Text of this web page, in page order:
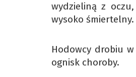
wydzieliną z
wysoko śmiertelny.
Hodowcy drobiu
ognisk choroby.